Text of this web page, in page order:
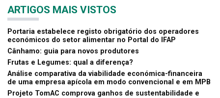
ARTIGOS MAIS VISTOS
Portaria estabelece registo obrigatório dos operadores
económicos do setor alimentar no Portal do IFAP
Cânhamo: guia para novos produtores
Frutas e Legumes: qual a diferença?
Análise comparativa da viabilidade económica-financeira
de uma empresa apícola em modo convencional e em MPB
Projeto TomAC comprova ganhos de sustentabilidade e